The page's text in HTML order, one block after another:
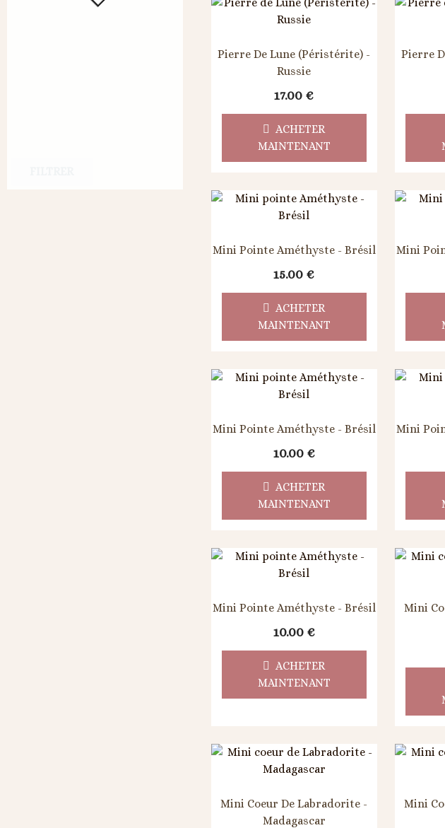
Pierre De Lune (Péristérite) -
Russie
17.00 €
ACHETER
MAINTENANT
Pierre
Mini Pointe Améthyste - Brésil
15.00 €
ACHETER
MAINTENANT
Mini
Mini Pointe Améthyste - Brésil
10.00 €
ACHETER
MAINTENANT
Mini
Mini Pointe Améthyste - Brésil
10.00 €
ACHETER
MAINTENANT
Mini
Mini Coeur De Labradorite -
Madagascar
Mini